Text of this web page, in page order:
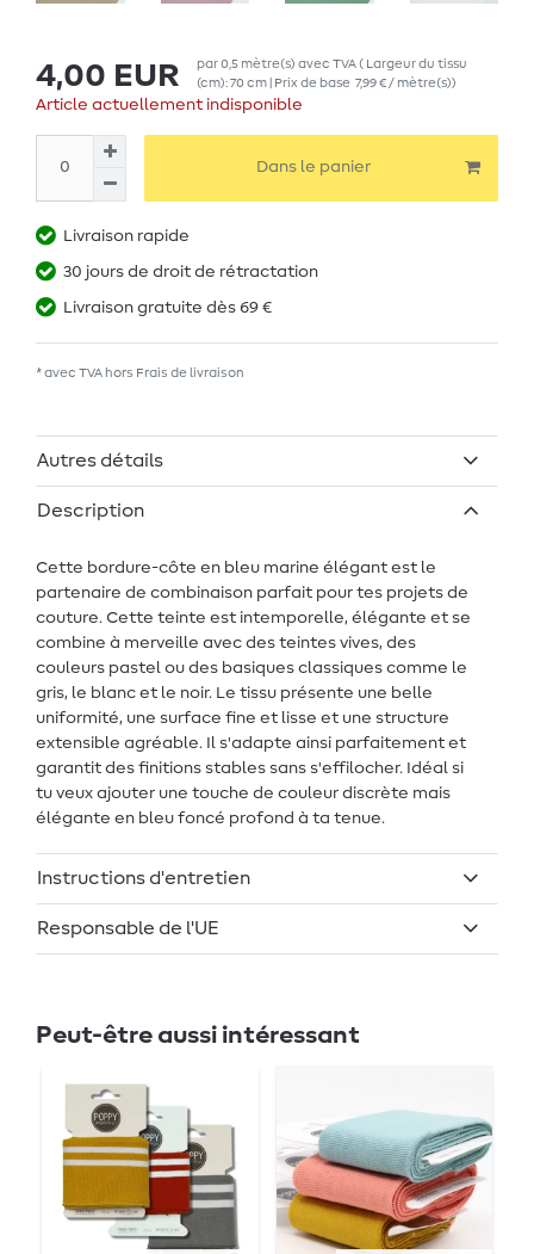
4,00 EUR par0,5 mètre(s) avec TVA( Largeur du tissu
(cm): 70 cm | Prix de base 7,99 € / mètre(s))
Article actuellement indisponible
Dans le panier
Livraison rapide
30 jours de droit de rétractation
Livraison gratuite dès 69 €
* avec TVA hors Frais de livraison
Autres détails
Description
Cette bordure-côte en bleu marine élégant est le
partenaire de combinaison parfait pour tes projets de
couture. Cette teinte est intemporelle, élégante et se
combine à merveille avec des teintes vives, des
couleurs pastel ou des basiques classiques comme le
gris, le blanc et le noir. Le tissu présente une belle
uniformité, une surface fine et lisse et une structure
extensible agréable. Il s'adapte ainsi parfaitement et
garantit des finitions stables sans s'effilocher. Idéal si
tu veux ajouter une touche de couleur discrète mais
élégante en bleu foncé profond à ta tenue.
Instructions d'entretien
Responsable de l'UE
Peut-être aussi intéressant